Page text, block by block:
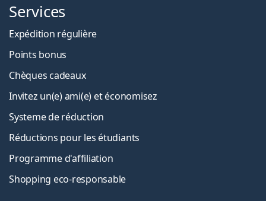
Services
Expédition régulière
Points bonus
Chèques cadeaux
Invitez un(e) ami(e) et économisez
Systeme de réduction
Réductions pour les étudiants
Programme d'affiliation
Shopping eco-responsable